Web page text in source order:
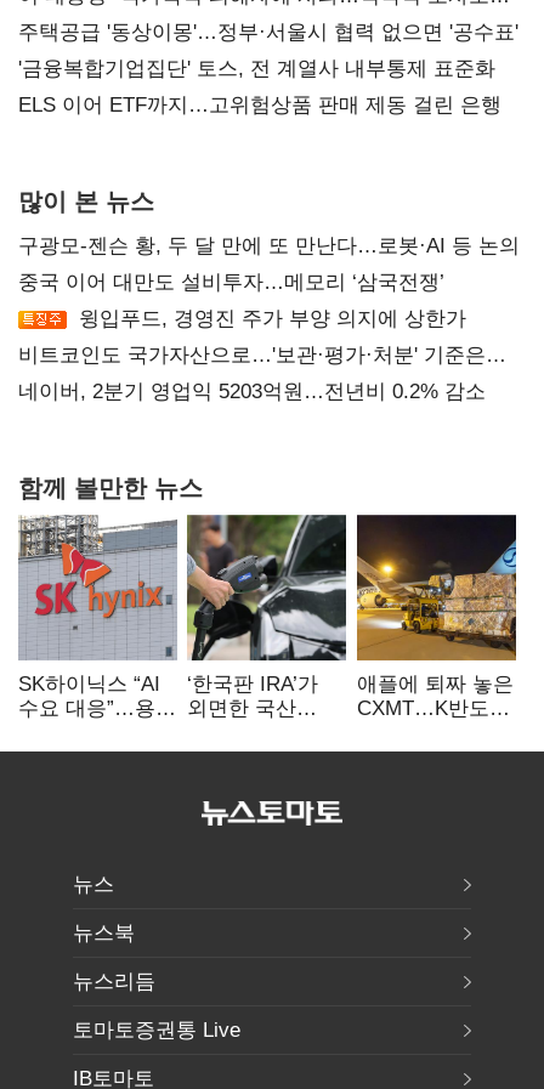
진실 밝혀야"
주택공급 '동상이몽'…정부·서울시 협력 없으면 '공수표'
'금융복합기업집단' 토스, 전 계열사 내부통제 표준화
ELS 이어 ETF까지…고위험상품 판매 제동 걸린 은행
많이 본 뉴스
구광모-젠슨 황, 두 달 만에 또 만난다…로봇·AI 등 논의
중국 이어 대만도 설비투자…메모리 ‘삼국전쟁’
윙입푸드, 경영진 주가 부양 의지에 상한가
비트코인도 국가자산으로…'보관·평가·처분' 기준은
숙제
네이버, 2분기 영업익 5203억원…전년비 0.2% 감소
함께 볼만한 뉴스
SK하이닉스 “AI
수요 대응”…용인
투자
‘한국판 IRA’가
외면한 국산
실효성에 ‘의문’
애플에 퇴짜 놓은
CXMT…K반도체
뉴스
뉴스북
뉴스리듬
토마토증권통 Live
IB토마토